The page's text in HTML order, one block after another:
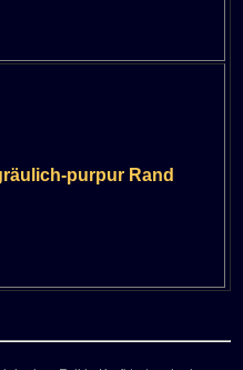
purpur Rand